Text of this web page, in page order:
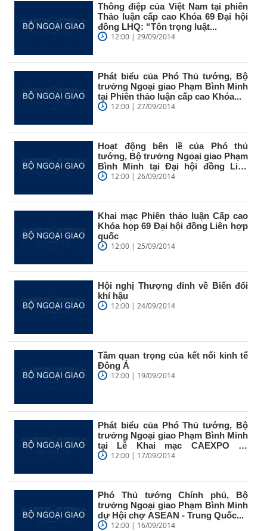
Thông điệp của Việt Nam tại phiên
Thảo luận cấp cao Khóa 69 Đại hội
đồng LHQ: “Tôn trọng luật...
12:00 | 29/09/2014
Phát biểu của Phó Thủ tướng, Bộ
trưởng Ngoại giao Phạm Bình Minh
tại Phiên thảo luận cấp cao Khóa...
12:00 | 27/09/2014
Hoạt động bên lề của Phó thủ
tướng, Bộ trưởng Ngoại giao Phạm
Bình Minh tại Đại hội đồng Liên
hợp...12:00 | 26/09/2014
Khai mạc Phiên thảo luận Cấp cao
Khóa họp 69 Đại hội đồng Liên hợp
quốc
12:00 | 25/09/2014
Hội nghị Thượng đỉnh về Biến đổi
khí hậu
12:00 | 24/09/2014
Tầm quan trọng của kết nối kinh tế
Đông Á
12:00 | 19/09/2014
Phát biểu của Phó Thủ tướng, Bộ
trưởng Ngoại giao Phạm Bình Minh
tại Lễ Khai mạc CAEXPO và
CABIS...
12:00 | 17/09/2014
Phó Thủ tướng Chính phủ, Bộ
trưởng Ngoại giao Phạm Bình Minh
dự Hội chợ ASEAN - Trung Quốc...
12:00 | 16/09/2014